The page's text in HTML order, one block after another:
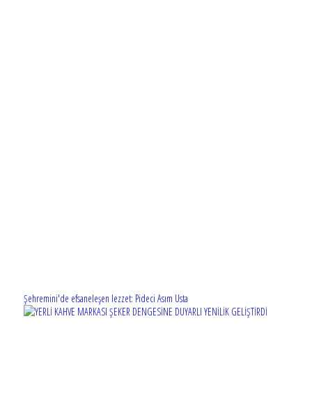
Şehremini'de efsaneleşen lezzet: Pideci Asım Usta